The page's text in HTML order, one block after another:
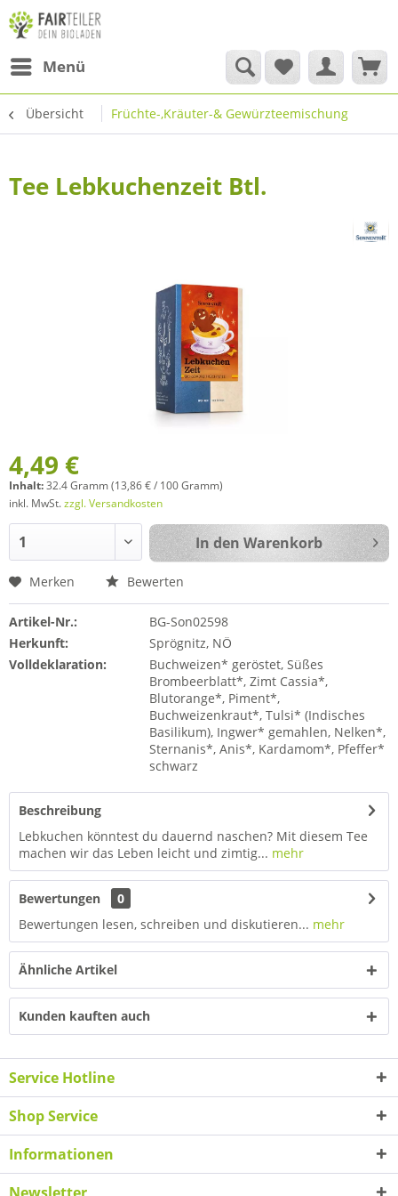
Menü
Übersicht Früchte-,Kräuter-& Gewürzteemischung
Tee Lebkuchenzeit Btl.
4,49 €
Inhalt:32.4 Gramm (13,86 € / 100 Gramm)
inkl. MwSt.zzgl. Versandkosten
In den Warenkorb
Merken Bewerten
Artikel-Nr.:
BG-Son02598
Herkunft:
Sprögnitz, NÖ
Volldeklaration:
Buchweizen* geröstet, Süßes
Brombeerblatt*, Zimt Cassia*,
Blutorange*, Piment*,
Buchweizenkraut*, Tulsi* (Indisches
Basilikum), Ingwer* gemahlen, Nelken*,
Sternanis*, Anis*, Kardamom*, Pfeffer*
schwarz
Beschreibung
Lebkuchen könntest du dauernd naschen? Mit diesem Tee
machen wir das Leben leicht und zimtig... mehr
Bewertungen
0
Bewertungen lesen, schreiben und diskutieren... mehr
Ähnliche Artikel
Kunden kauften auch
Service Hotline
Shop Service
Informationen